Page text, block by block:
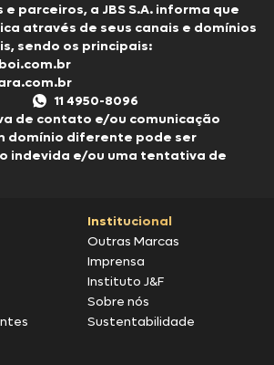
parceiros, a JBS S.A. informa que
através de seus canais e domínios
sendo os principais:
11 4950-8096
de contato e/ou comunicação
domínio diferente pode ser
indevida e/ou uma tentativa de
Institucional
Outras Marcas
Imprensa
Instituto J&F
Sobre nós
Sustentabilidade